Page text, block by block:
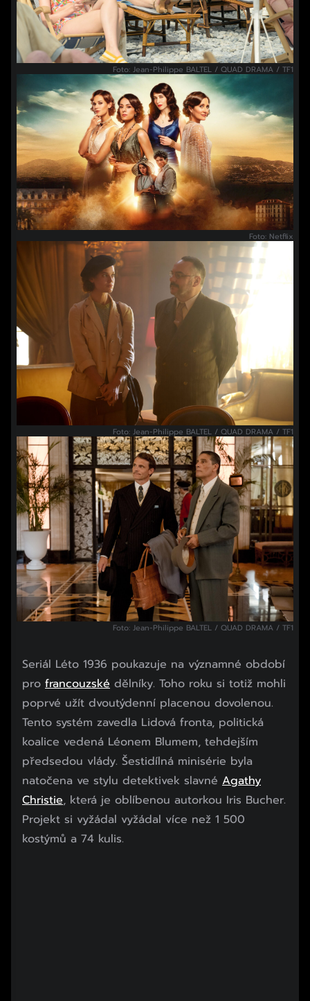
Foto: Jean-Philippe BALTEL / QUAD DRAMA / TF1
Foto: Netflix
Foto: Jean-Philippe BALTEL / QUAD DRAMA / TF1
Foto: Jean-Philippe BALTEL / QUAD DRAMA / TF1
Seriál Léto 1936 poukazuje na významné období
pro francouzské dělníky. Toho roku si totiž mohli
poprvé užít dvoutýdenní placenou dovolenou.
Tento systém zavedla Lidová fronta, politická
koalice vedená Léonem Blumem, tehdejším
předsedou vlády. Šestidílná minisérie byla
natočena ve stylu detektivek slavné Agathy
Christie, která je oblíbenou autorkou Iris Bucher.
Projekt si vyžádal vyžádal více než 1 500
kostýmů a 74 kulis.